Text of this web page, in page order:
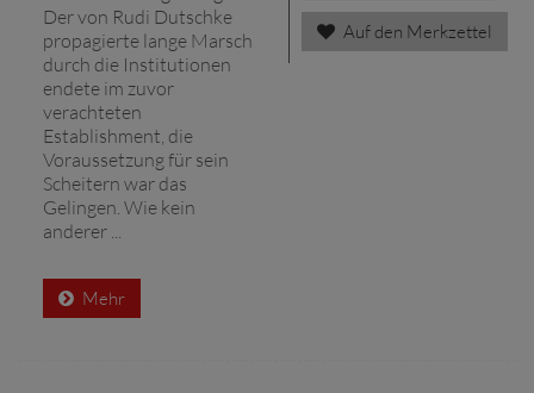
Der von Rudi Dutschke
propagierte lange Marsch
durch die Institutionen
endete im zuvor
verachteten
Establishment, die
Voraussetzung für sein
Scheitern war das
Gelingen. Wie kein
anderer ...
Mehr
Auf den Merkzettel